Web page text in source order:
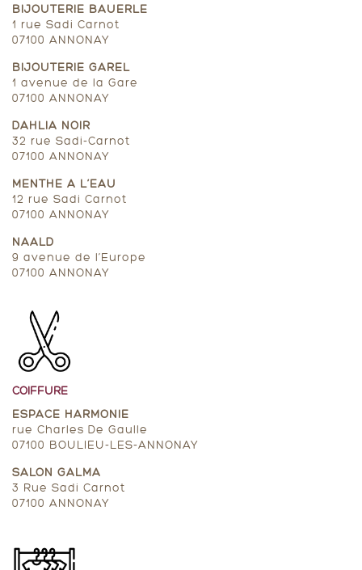
BIJOUTERIE BAUERLE
1 rue Sadi Carnot
07100 ANNONAY
BIJOUTERIE GAREL
1 avenue de la Gare
07100 ANNONAY
DAHLIA NOIR
32 rue Sadi-Carnot
07100 ANNONAY
MENTHE A L’EAU
12 rue Sadi Carnot
07100 ANNONAY
NAALD
9 avenue de l’Europe
07100 ANNONAY
COIFFURE
ESPACE HARMONIE
rue Charles De Gaulle
07100 BOULIEU-LES-ANNONAY
SALON GALMA
3 Rue Sadi Carnot
07100 ANNONAY